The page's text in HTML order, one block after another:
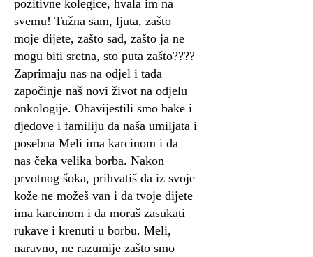
pozitivne kolegice, hvala im na
svemu! Tužna sam, ljuta, zašto
moje dijete, zašto sad, zašto ja ne
mogu biti sretna, sto puta zašto????
Zaprimaju nas na odjel i tada
započinje naš novi život na odjelu
onkologije. Obavijestili smo bake i
djedove i familiju da naša umiljata i
posebna Meli ima karcinom i da
nas čeka velika borba. Nakon
prvotnog šoka, prihvatiš da iz svoje
kože ne možeš van i da tvoje dijete
ima karcinom i da moraš zasukati
rukave i krenuti u borbu. Meli,
naravno, ne razumije zašto smo